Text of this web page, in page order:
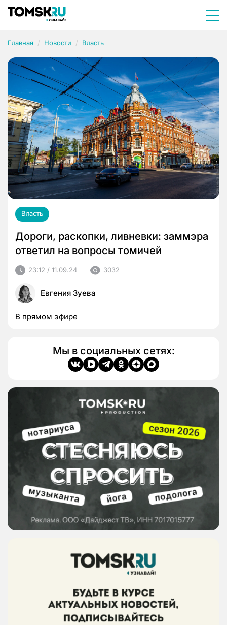
Главная Новости Власть
Власть
Дороги, раскопки, ливневки: заммэра
ответил на вопросы томичей
23:12 / 11.09.24 3032
Евгения Зуева
В прямом эфире
Мы в социальных сетях: